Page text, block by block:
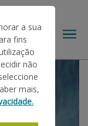
a sua
fins
não
mais,